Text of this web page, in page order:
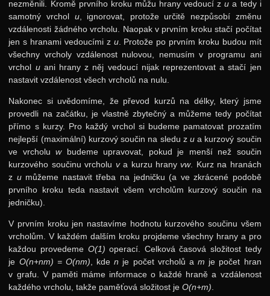
nezměnili. Kromě prvního kroku můžu hrany vedoucí zu a tedy i
samotný vrchol u, ignorovat, protože určitě nezpůsobí změnu
vzdálenosti žádného vrcholu. Naopak v prvním kroku stačí počítat
jen s hranami vedoucími z u. Protože po prvním kroku budou mít
všechny vrcholy vzdálenost nulovou, nemusím v programu ani
vrchol uani hrany z něj vedoucí nijak reprezentovat a stačí jen
nastavit vzdálenost všech vrcholů na nulu.
Nakonec si uvědomíme, že převod kurzů na délky, který jsme
provedli na začátku, je vlastně zbytečný a můžeme tedy počítat
přímo s kurzy. Pro každý vrchol si budeme pamatovat prozatím
nejlepší (maximální) kurzový součin na sledu z ua kurzový součin
ve vrcholuwbudeme upravovat, pokud je menší než součin
kurzového součinu vrcholu va kurzu hranyvw. Kurz na hranách
z umůžeme nastavit třeba na jedničku (a ve zkrácené podobě
prvního kroku teda nastavit všem vrcholům kurzový součin na
jedničku).
V prvním kroku jen nastavíme hodnotu kurzového součinu všem
vrcholům. V každém dalším kroku projdeme všechny hrany a pro
každou provedeme O(1) operací. Celková časová složitost tedy
je O(n+nm) = O(nm), kden je počet vrcholů am je počet hran
v grafu. V paměti máme informace o každé hraně a vzdálenost
každého vrcholu, takže paměťová složitost jeO(n+m).